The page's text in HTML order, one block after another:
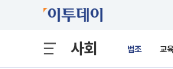
사회 법조 교